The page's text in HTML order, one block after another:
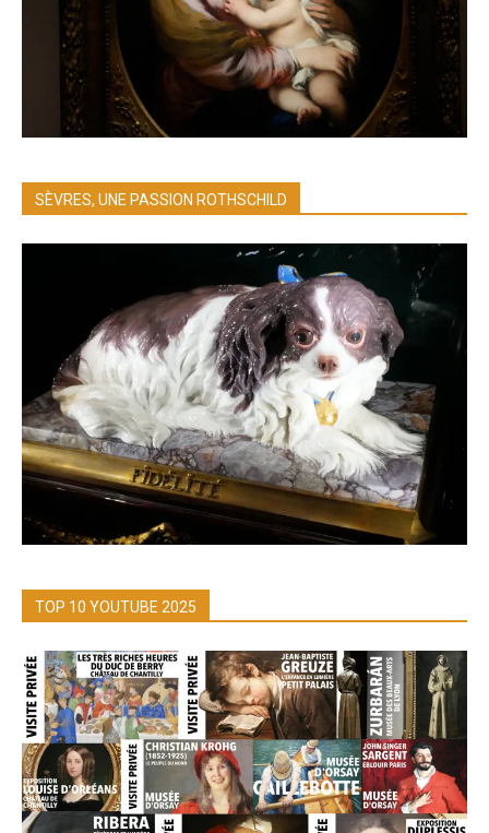
SÈVRES, UNE PASSION ROTHSCHILD
TOP 10 YOUTUBE 2025